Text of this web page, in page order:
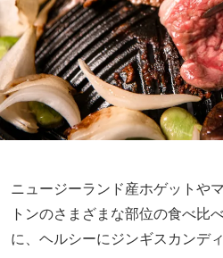
ニュージーランド産ホゲットや
トンのさまざまな部位の食べ比
に、ヘルシーにジンギスカンデ